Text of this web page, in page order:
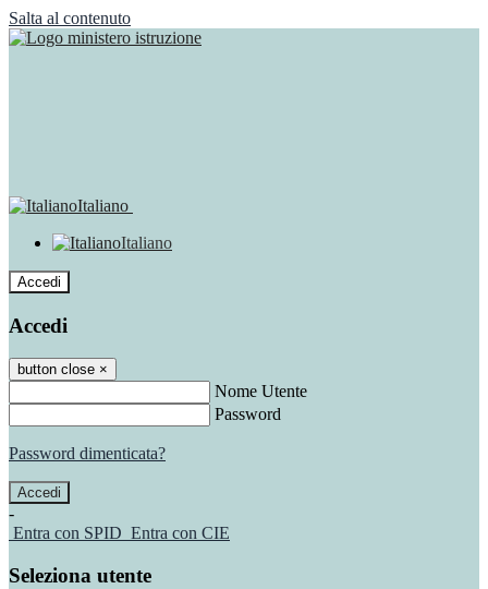
Salta al contenuto
Italiano
Italiano
Accedi
Accedi
button close ×
Nome Utente
Password
Password dimenticata?
-
Entra con SPID Entra con CIE
Seleziona utente